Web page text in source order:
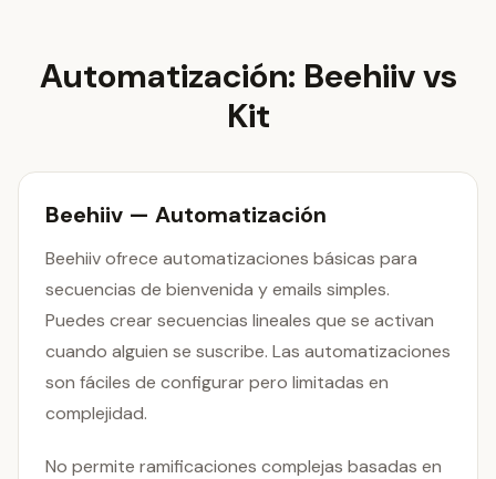
Automatización: Beehiiv vs
Kit
Beehiiv — Automatización
Beehiiv ofrece automatizaciones básicas para
secuencias de bienvenida y emails simples.
Puedes crear secuencias lineales que se activan
cuando alguien se suscribe. Las automatizaciones
son fáciles de configurar pero limitadas en
complejidad.
No permite ramificaciones complejas basadas en